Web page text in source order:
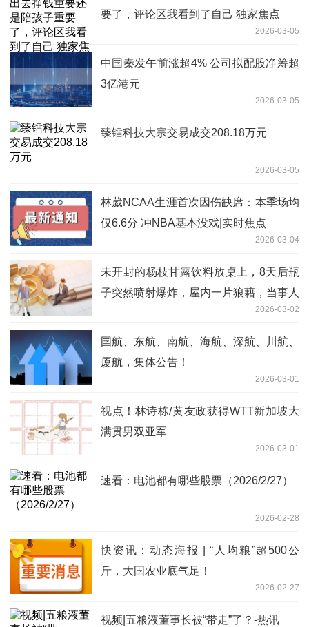
要了，评论区我看到了自己 独家焦点
2026-03-05
中国秦发午前涨超4% 公司拟配股净筹超
3亿港元
2026-03-05
臻镭科技大宗交易成交208.18万元
2026-03-05
林葳NCAA生涯首次因伤缺席：本季场均
仅6.6分 冲NBA基本没戏|实时焦点
2026-03-04
未开封的杨枝甘露饮料放桌上，8天后瓶
子突然喷射爆炸，屋内一片狼藉，当事人
2026-03-02
国航、东航、南航、海航、深航、川航、
厦航，集体公告！
2026-03-01
视点！林诗栋/黄友政获得WTT新加坡大
满贯男双亚军
2026-03-01
速看：电池都有哪些股票（2026/2/27）
2026-02-28
快资讯：动态海报 | “人均粮”超500公
斤，大国农业底气足！
2026-02-27
视频|五粮液董事长被“带走”了？-热讯